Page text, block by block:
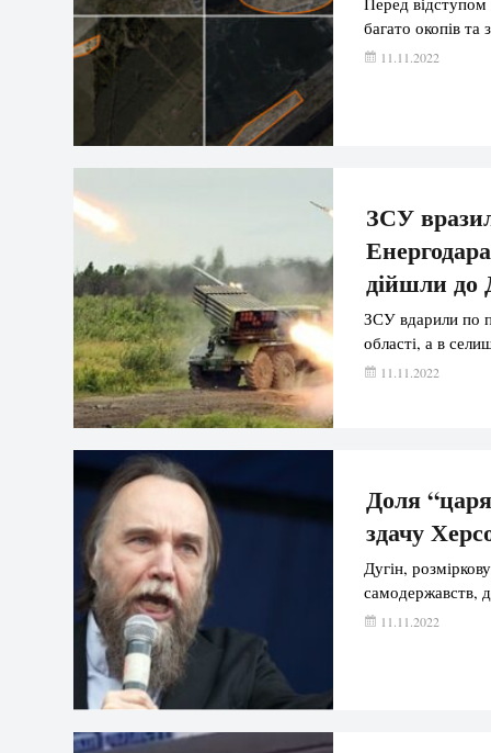
багато окопів та
11.11.2022
ЗСУ
дійшли до
ЗСУ вдарили по
області, а в
11.11.2022
Доля
здачу
Дугін,
самодержавств,
11.11.2022